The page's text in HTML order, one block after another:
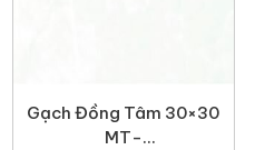
Gạch Đồng Tâm 30×30
MT-